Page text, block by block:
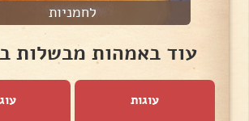
לחמניות
עוד באמהות מבשלות
עוגות